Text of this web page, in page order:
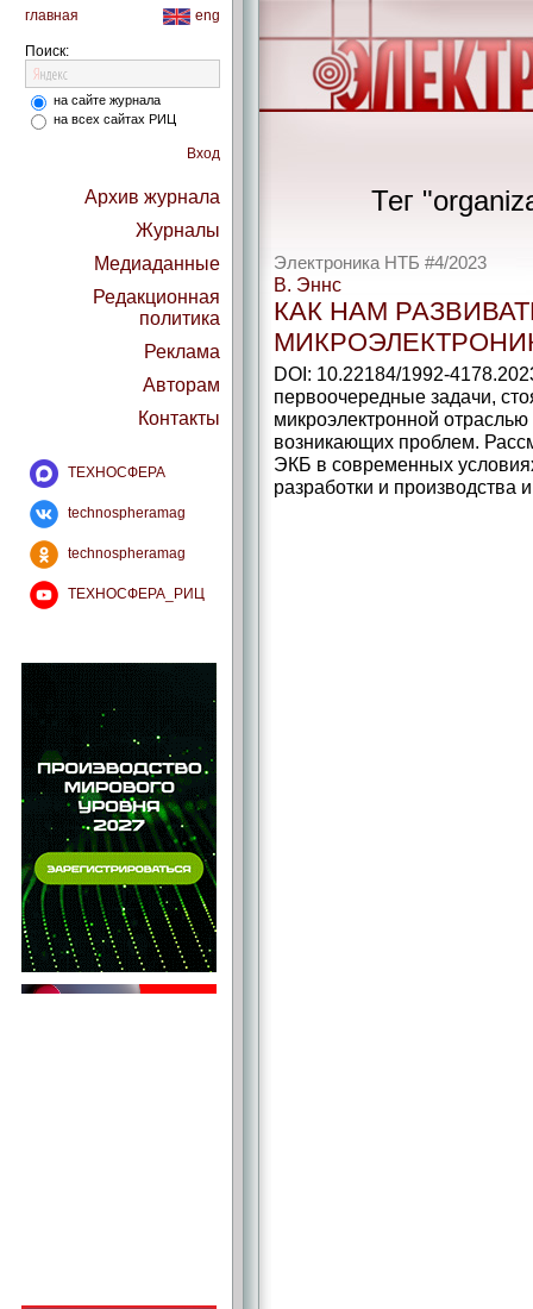
главная eng
Поиск:
на сайте журнала
на всех сайтах РИЦ
Вход
Архив журнала
Журналы
Медиаданные
Редакционная
политика
Реклама
Авторам
Контакты
ТЕХНОСФЕРА
technospheramag
technospheramag
ТЕХНОСФЕРА_РИЦ
Тег
Электроника НТБ #4/2023
В. Эннс
КАК НАМ
DOI: 10.22184/1992-
первоочередные задачи,
микроэлектронной
возникающих проблем.
ЭКБ в современных
разработки и производства